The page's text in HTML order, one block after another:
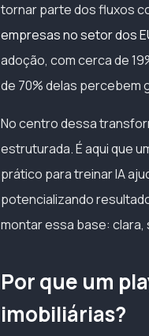
tornar parte dos fluxos
empresas no setor dos
adoção, com cerca de
de 70% delas percebem
No centro dessa
estruturada. É aqui que
prático para treinar IA
potencializando
montar essa base: clara,
Por que um
imobiliárias?